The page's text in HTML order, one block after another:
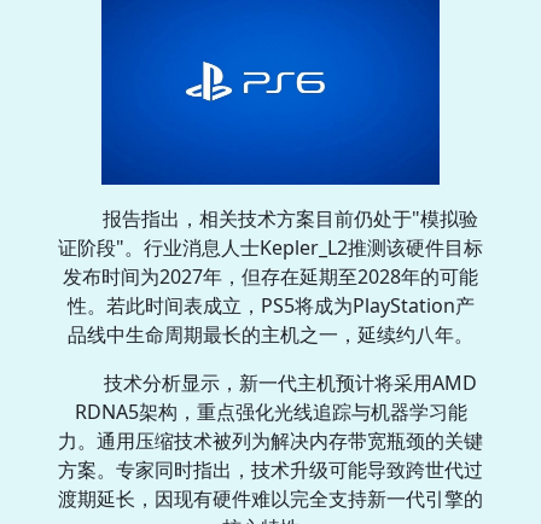
报告指出，相关技术方案目前仍处于"模拟验
证阶段"。行业消息人士Kepler_L2推测该硬件目标
发布时间为2027年，但存在延期至2028年的可能
性。若此时间表成立，PS5将成为PlayStation产
品线中生命周期最长的主机之一，延续约八年。
技术分析显示，新一代主机预计将采用AMD
RDNA5架构，重点强化光线追踪与机器学习能
力。通用压缩技术被列为解决内存带宽瓶颈的关键
方案。专家同时指出，技术升级可能导致跨世代过
渡期延长，因现有硬件难以完全支持新一代引擎的